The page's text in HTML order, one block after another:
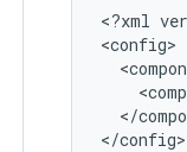
<?xml
<config
<
<
</
</config